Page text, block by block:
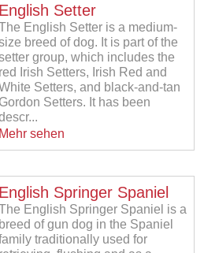
English Setter
English Setter is a medium-
breed of dog. It is part of the
group, which includes the
red Irish Setters, Irish Red and
Setters, and black-and-tan
Gordon Setters. It has been
Mehr sehen
English Springer Spaniel
English Springer Spaniel is a
breed of gun dog in the Spaniel
traditionally used for